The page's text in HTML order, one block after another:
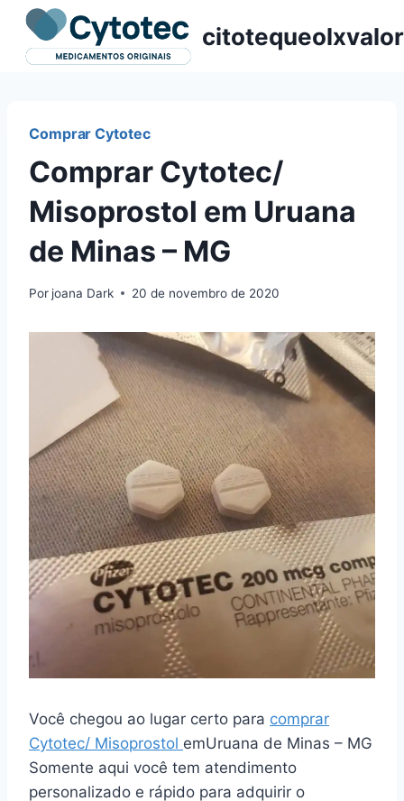
Pular
para
citotequeolxvalor
Comprar Cytotec
Comprar Cytotec/
Misoprostol em Uruana
de Minas – MG
Por joana Dark 20 de novembro de 2020
Você chegou ao lugar certo para comprar
Cytotec/ Misoprostol emUruana de Minas – MG
Somente aqui você tem atendimento
personalizado e rápido para adquirir o